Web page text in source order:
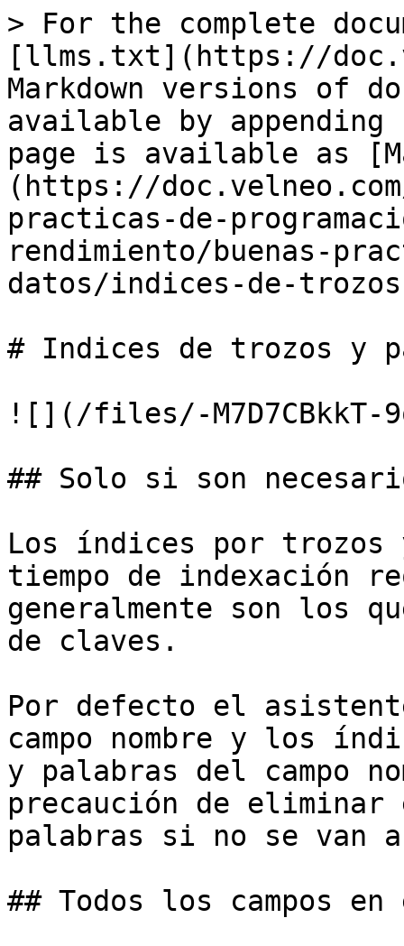
> For the complete
[llms.txt](https://
Markdown versions of
available by
page is available as
(https://
practicas-de-
rendimiento/buenas-
datos/indices-de-
# Indices de trozos y
![](/files/-M7D7CBkkT-
## Solo si son
Los índices por trozos
tiempo de indexación
generalmente son los
de claves.
Por defecto el
campo nombre y los
y palabras del campo
precaución de
palabras si no se
## Todos los campos